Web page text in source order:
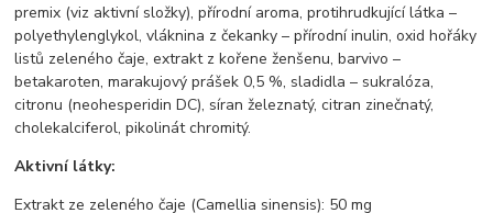
premix (viz aktivní složky), přírodní aroma, protihrudkující látka –
polyethylenglykol, vláknina z čekanky – přírodní inulin, oxid hořáky
listů zeleného čaje, extrakt z kořene ženšenu, barvivo –
betakaroten, marakujový prášek 0,5 %, sladidla – sukralóza,
citronu (neohesperidin DC), síran železnatý, citran zinečnatý,
cholekalciferol, pikolinát chromitý.
Aktivní látky:
Extrakt ze zeleného čaje (Camellia sinensis): 50 mg